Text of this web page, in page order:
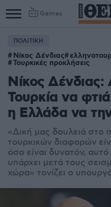
Games
ΠΟΛΙΤΙΚΗ
Νίκος Δένδιας
Τουρκικές προκλήσεις
Νίκος Δένδιας:
Τουρκία να
η Ελλάδα να την
«Δική μας δουλειά στο
τουρκικών διαφορών
όσο είναι δυνατόν,
υπάρχει μετά τους
χώρα» τονίζει ο